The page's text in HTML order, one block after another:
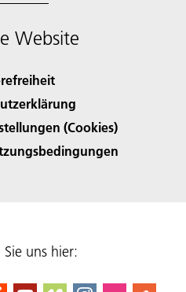
Website
(Cookies)
Sie uns hier: